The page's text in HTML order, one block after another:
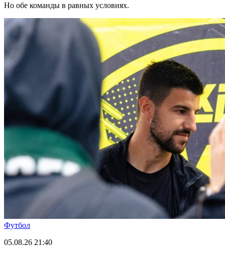
Но обе команды в равных условиях.
Футбол
05.08.26 21:40